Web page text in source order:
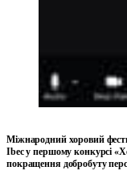
Міжнародний хоровий
Ibec у першому конкурсі
покращення добробуту